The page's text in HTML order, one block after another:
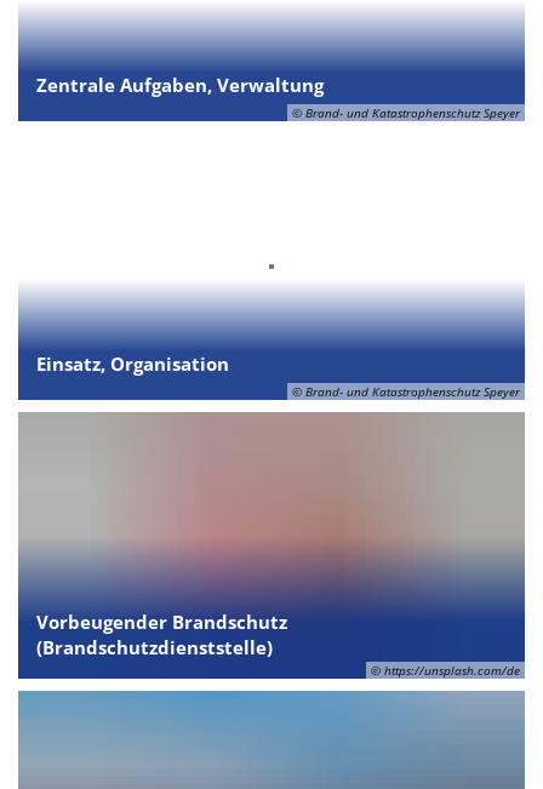
© Brand- und Katastrophenschutz Speyer
Zentrale Aufgaben, Verwaltung
© Brand- und Katastrophenschutz Speyer
Einsatz, Organisation
© https://unsplash.com/de
Vorbeugender Brandschutz
(Brandschutzdienststelle)